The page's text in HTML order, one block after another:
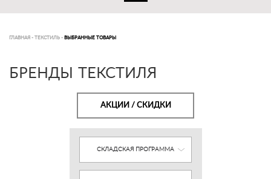
ГЛАВНАЯ - ТЕКСТИЛЬ - ВЫБРАННЫЕ ТОВАРЫ
БРЕНДЫ ТЕКСТИЛЯ
АКЦИИ / СКИДКИ
СКЛАДСКАЯ ПРОГРАММА